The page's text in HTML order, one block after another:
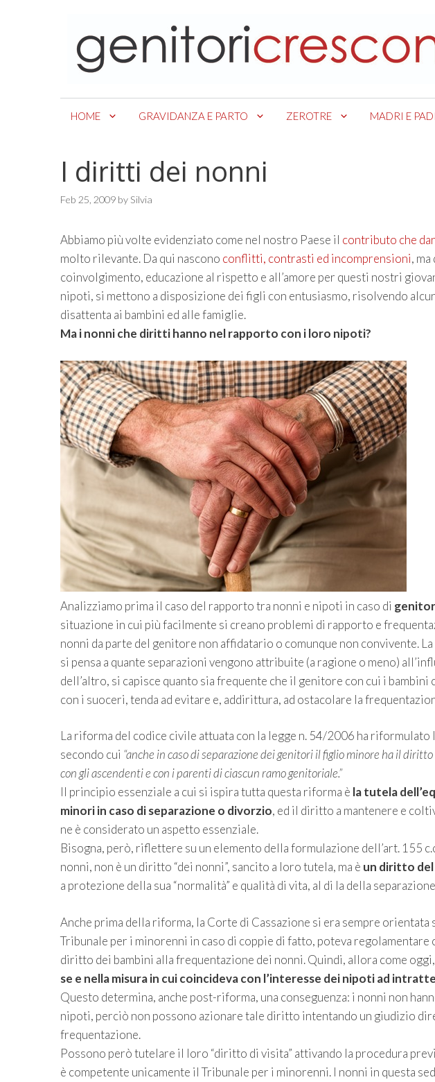
HOME GRAVIDANZA E PARTO ZEROTRE MADRI E
I diritti dei nonni
Feb 25, 2009 by Silvia
Abbiamo più volte evidenziato come nel nostro Paese il contributo che
molto rilevante. Da qui nascono conflitti, contrasti ed incomprensioni,
coinvolgimento, educazione al rispetto e all’amore per questi nostri
nipoti, si mettono a disposizione dei figli con entusiasmo, risolvendo
disattenta ai bambini ed alle famiglie.
Ma i nonni che diritti hanno nel rapporto con i loro nipoti?
Analizziamo prima il caso del rapporto tra nonni e nipoti in caso di
situazione in cui più facilmente si creano problemi di rapporto e
nonni da parte del genitore non affidatario o comunque non convivente.
si pensa a quante separazioni vengono attribuite (a ragione o meno)
dell’altro, si capisce quanto sia frequente che il genitore con cui i bambini
con i suoceri, tenda ad evitare e, addirittura, ad ostacolare la
La riforma del codice civile attuata con la legge n. 54/2006 ha
secondo cui “anche in caso di separazione dei genitori il figlio minore ha il
con gli ascendenti e con i parenti di ciascun ramo genitoriale.”
Il principio essenziale a cui si ispira tutta questa riforma è la tutela
minori in caso di separazione o divorzio, ed il diritto a mantenere e
ne è considerato un aspetto essenziale.
Bisogna, però, riflettere su un elemento della formulazione dell’art. 155
nonni, non è un diritto “dei nonni”, sancito a loro tutela, ma è un diritto
a protezione della sua “normalità” e qualità di vita, al di la della
Anche prima della riforma, la Corte di Cassazione si era sempre
Tribunale per i minorenni in caso di coppie di fatto, poteva
diritto dei bambini alla frequentazione dei nonni. Quindi, allora come oggi,
se e nella misura in cui coincideva con l’interesse dei nipoti ad
Questo determina, anche post-riforma, una conseguenza: i nonni non
nipoti, perciò non possono azionare tale diritto intentando un giudizio
frequentazione.
Possono però tutelare il loro “diritto di visita” attivando la procedura
è competente unicamente il Tribunale per i minorenni. I nonni in questa